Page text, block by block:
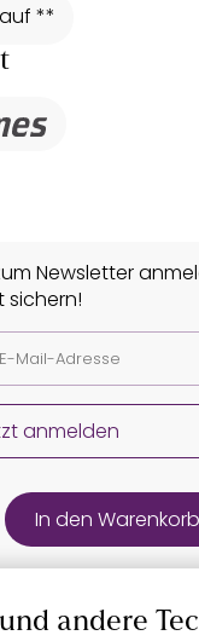
**
Newsletter
sichern!
anmelden
In den Warenkorb
andere